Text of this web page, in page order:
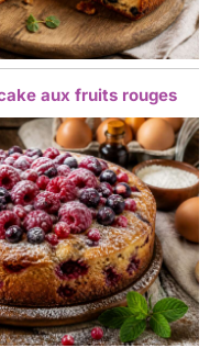
aux fruits rouges